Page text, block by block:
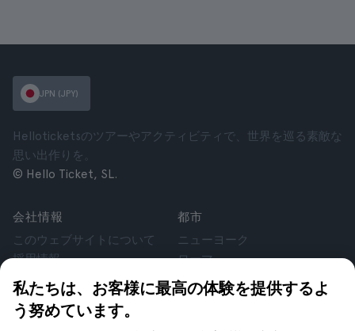
私たちは、お客様に最高の体験を提供するよ
う努めています。
JPN (JPY)
Helloticketsのツアーやアクティビティで、世界を巡る素敵な
思い出作りを。
© Hello Ticket, SL.
会社情報
このウェブサイトについて
採用情報
アフィリエイト
お客様の声
個人情報保護方針
都市
ニューヨーク
ローマ
パリ
ロンドン